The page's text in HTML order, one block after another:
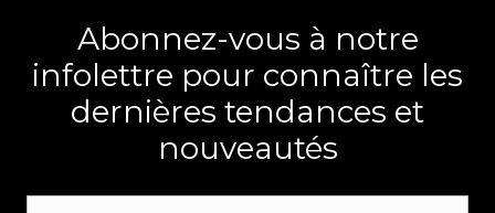
Abonnez-vous à notre
infolettre pour connaître les
dernières tendances et
nouveautés